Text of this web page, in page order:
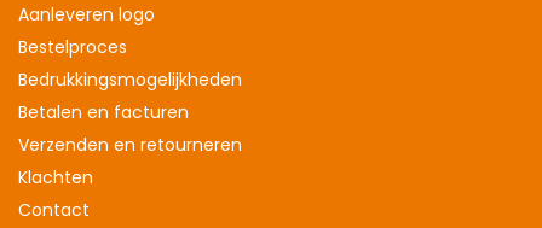
Aanleveren logo
Bestelproces
Bedrukkingsmogelijkheden
Betalen en facturen
Verzenden en retourneren
Klachten
Contact